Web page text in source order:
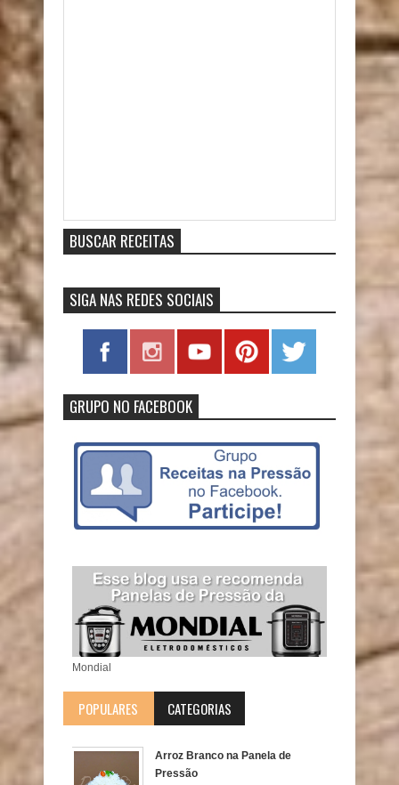
BUSCAR RECEITAS
SIGA NAS REDES SOCIAIS
GRUPO NO FACEBOOK
Mondial
POPULARES CATEGORIAS
Arroz Branco na Panela de
Pressão